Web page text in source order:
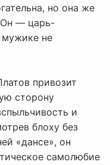
но она же
Он — царь-
не
привозит
сторону
и
блоху без
«дансе», он
самолюбие